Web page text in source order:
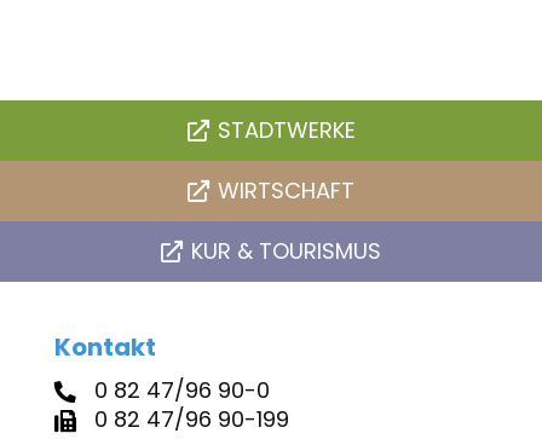
STADTWERKE
WIRTSCHAFT
KUR & TOURISMUS
Kontakt
0 82 47/96 90-0
0 82 47/96 90-199